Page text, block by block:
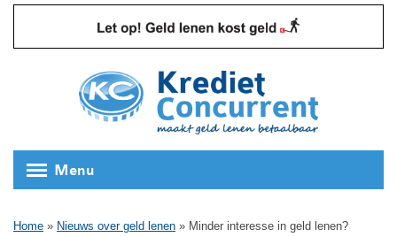
Menu
Home » Nieuws over geld lenen » Minder interesse in geld lenen?